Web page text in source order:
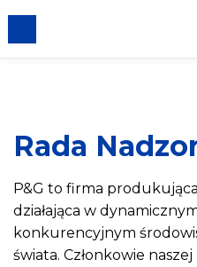
Rada
P&G to firma
działająca w
konkurencyjnym
świata. Członkowie